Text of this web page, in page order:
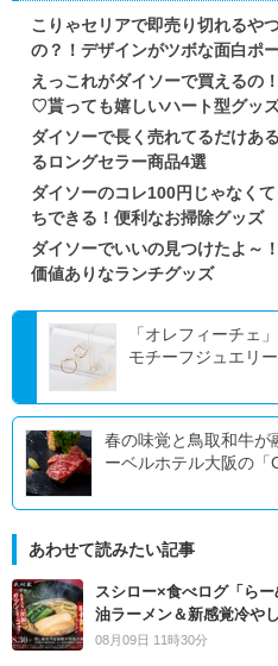
こりゃセリアで即売り切れるや
の？！デザインがツボな面白ポ
えっこれがダイソーで買えるの
♡貰っても嬉しいハート型グッ
ダイソーで長く売れてるだけあ
るロングセラー商品4選
ダイソーのコレ100円じゃなく
ちできる！便利なお掃除グッズ
ダイソーでいいの見つけたよ～
価値ありなランチグッズ
「オレフィーチェ
モチーフジュエリ
春の味覚と鳥取和牛が
ーベルホテル大阪の「
あわせて読みたい記事
スシロー×食べログ「ら
油ラーメン＆新感覚冷や
08月09日 11時30分